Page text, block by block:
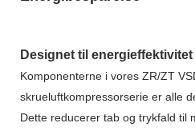
Designet til energieffektivitet
Komponenterne i vores ZR/ZT
skrueluftkompressorserie er alle
Dette reducerer tab og trykfald til